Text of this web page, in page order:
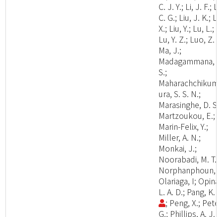
C. J. Y.; Li, J. F.;
C. G.; Liu, J. K.;
X.; Liu, Y.; Lu, L.;
Lu, Y. Z.; Luo, Z.
Ma, J.;
Madagammana,
S.;
ura, S. S. N.;
Marasinghe, D. S.;
Martzoukou, E.;
Marin-Felix, Y.;
Miller, A. N.;
Monkai, J.;
Noorabadi, M. T.;
Norphanphoun,
Olariaga, I; Opina,
L. A. D.; Pang, K.
; Peng, X.;
G.; Phillips, A. J.